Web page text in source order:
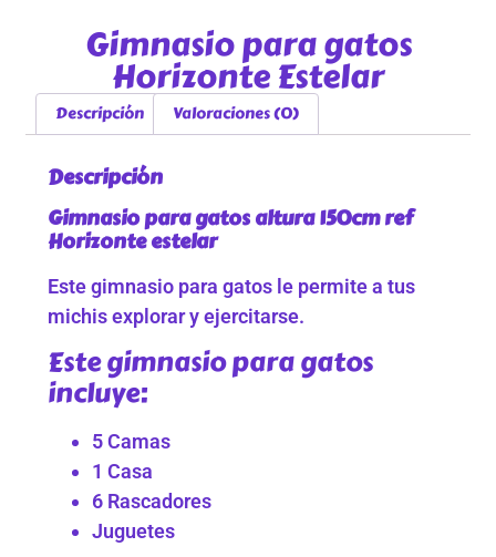
Gimnasio para gatos
Horizonte Estelar
Descripción Valoraciones (0)
Descripción
Gimnasio para gatos altura 150cm ref
Horizonte estelar
Este gimnasio para gatos le permite a tus
michis explorar y ejercitarse.
Este gimnasio para gatos
incluye:
5 Camas
1 Casa
6 Rascadores
Juguetes